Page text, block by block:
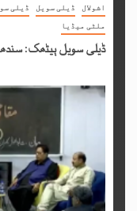
اشولال ڈیلی سویل ڈیلی
ملٹی میڈیا
ڈیلی سویل ٻیٹھک: